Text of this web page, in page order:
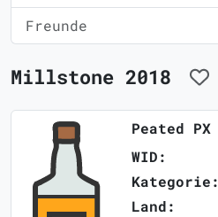
Freunde
Millstone 2018
Peated PX
WID:
Kategorie:
Land: